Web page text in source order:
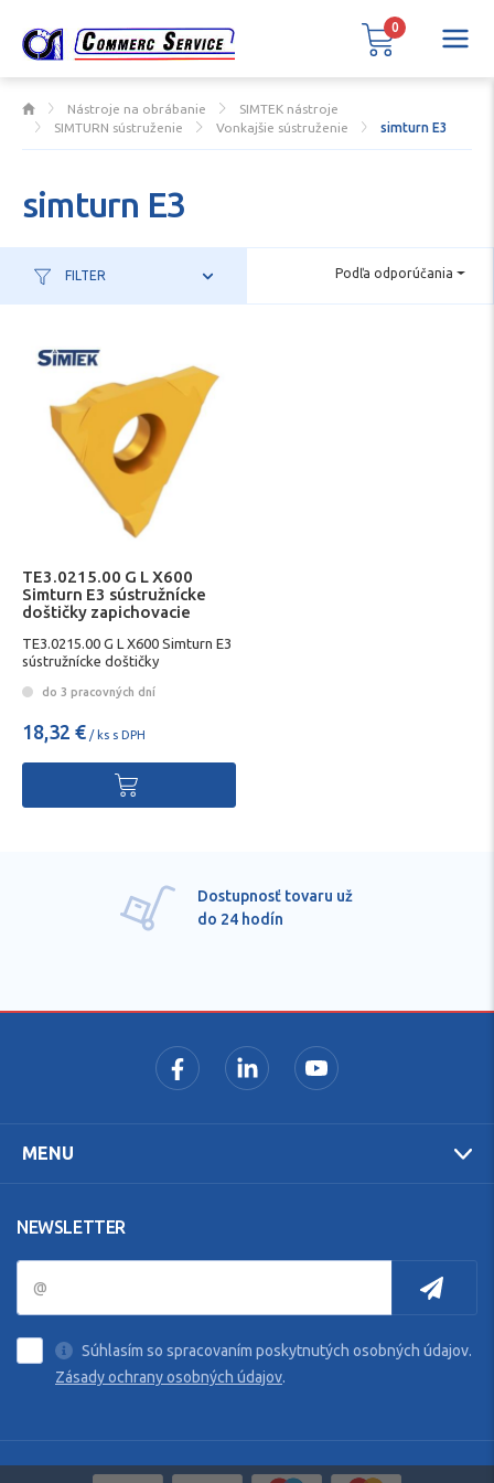
Nástroje na obrábanie
SIMTEK nástroje
SIMTURN sústruženie
Vonkajšie sústruženie simturn E3
simturn E3
FILTER Podľa odporúčania
TE3.0215.00 G L X600
Simturn E3 sústružnícke
doštičky zapichovacie
TE3.0215.00 G L X600 Simturn E3
sústružnícke doštičky
do 3 pracovných dní
18,32 € / ks s DPH
Dostupnosť tovaru už
do 24 hodín
MENU
NEWSLETTER
Súhlasím so spracovaním poskytnutých osobných údajov.
Zásady ochrany osobných údajov.
0